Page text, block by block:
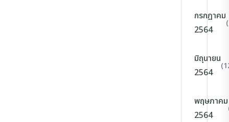
กรกฎาคม
2564
มิถุนายน
2564
พฤษภาคม
2564